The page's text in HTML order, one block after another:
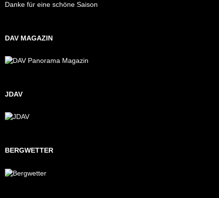
Danke für eine schöne Saison
DAV MAGAZIN
JDAV
BERGWETTER